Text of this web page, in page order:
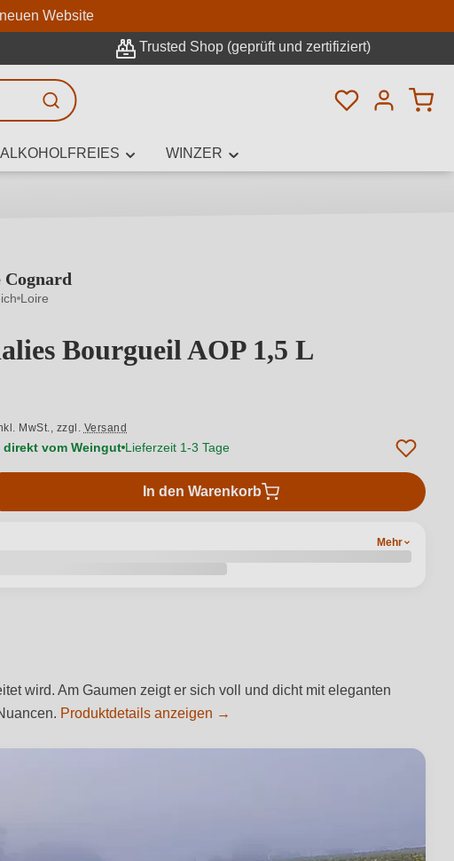
Website
Trusted Shop (geprüft und zertifiziert)
Du hast 0
ALKOHOLFREIES WINZER
Loire
Bourgueil AOP 1,5 L
MwSt., zzgl. Versand
vom Weingut Lieferzeit 1-3 Tage
In den Warenkorb
Mehr
wird. Am Gaumen zeigt er sich voll und dicht mit eleganten
Produktdetails anzeigen →
Erweiterte Suche
Weinnamen,